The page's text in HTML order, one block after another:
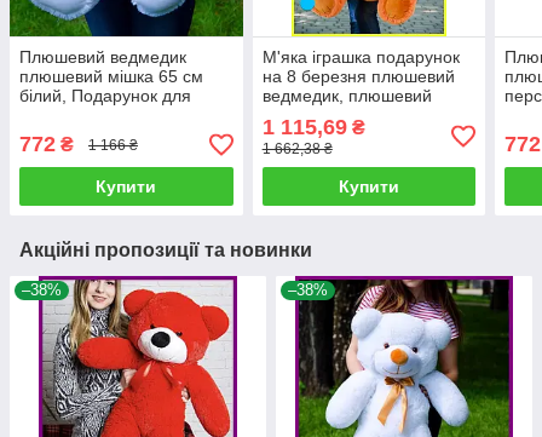
Плюшевий ведмедик
плюшевий мішка 65 см
білий, Подарунок для
772 ₴ 1 166 ₴
Купити
М'яка іграшка подарунок
на 8 березня плюшевий
ведмедик, плюшевий
ведмедик Потап 90 см
Карамельний
1 115,69₴
1 662,38 ₴
Купити
772
Акційні пропозиції та новинки
–38% –38%